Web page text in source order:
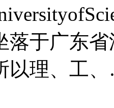
落于广东
以理、工